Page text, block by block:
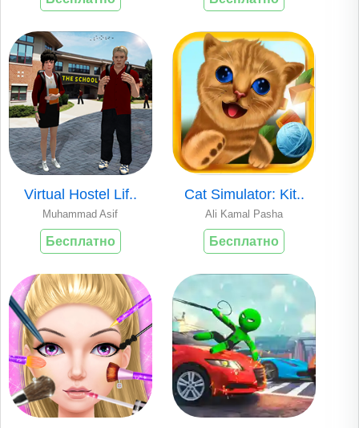
Virtual Hostel Lif..
Muhammad Asif
Бесплатно
Cat Simulator: Kit..
Ali Kamal Pasha
Бесплатно